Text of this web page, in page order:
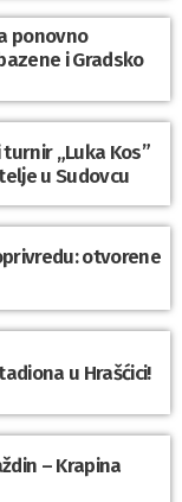
ponovno
i Gradsko
„Luka Kos”
u Sudovcu
otvorene
u Hrašćici!
– Krapina